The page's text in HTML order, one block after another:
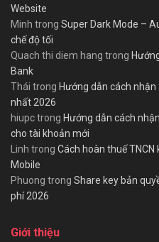
Website
Minh trong Super Dark Mode –
chế độ tối
Quach thi diem hang trong
Bank
Thái trong Hướng dẫn cách
nhất 2026
hiupctrong Hướng dẫn cách
cho tài khoản mới
Linh trong Cách hoàn thuế
Mobile
Phuong trong Share key bản
phí 2026
Giới thiệu